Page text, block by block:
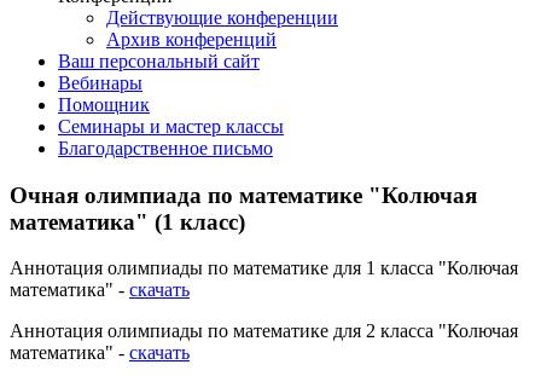
Конференции
Действующие конференции
Архив конференций
Ваш персональный сайт
Вебинары
Помощник
Семинары и мастер классы
Благодарственное письмо
Очная олимпиада по математике "Колючая
математика" (1 класс)
Аннотация олимпиады по математике для 1 класса "Колючая
математика" - скачать
Аннотация олимпиады по математике для 2 класса "Колючая
математика" - скачать